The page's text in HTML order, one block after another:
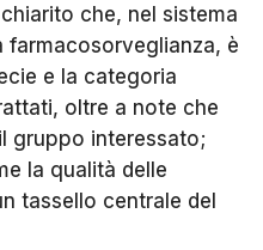
che, nel sistema
farmacosorveglianza, è
e la categoria
oltre a note che
gruppo interessato;
la qualità delle
tassello centrale del